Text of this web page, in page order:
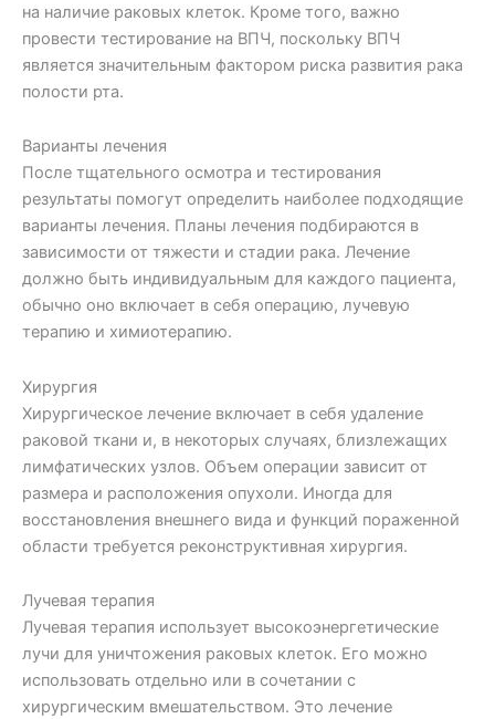
на наличие раковых клеток. Кроме того, важно
провести тестирование на ВПЧ, поскольку ВПЧ
является значительным фактором риска развития рака
полости рта.
Варианты лечения
После тщательного осмотра и тестирования
результаты помогут определить наиболее подходящие
варианты лечения. Планы лечения подбираются в
зависимости от тяжести и стадии рака. Лечение
должно быть индивидуальным для каждого пациента,
обычно оно включает в себя операцию, лучевую
терапию и химиотерапию.
Хирургия
Хирургическое лечение включает в себя удаление
раковой ткани и, в некоторых случаях, близлежащих
лимфатических узлов. Объем операции зависит от
размера и расположения опухоли. Иногда для
восстановления внешнего вида и функций пораженной
области требуется реконструктивная хирургия.
Лучевая терапия
Лучевая терапия использует высокоэнергетические
лучи для уничтожения раковых клеток. Его можно
использовать отдельно или в сочетании с
хирургическим вмешательством. Это лечение